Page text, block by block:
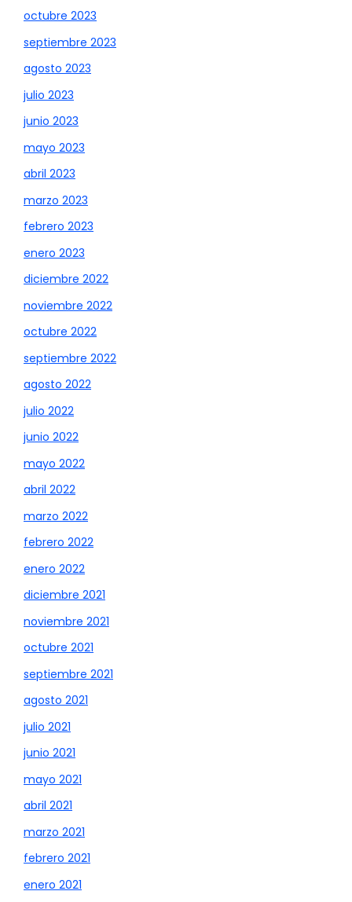
octubre 2023
septiembre 2023
agosto 2023
julio 2023
junio 2023
mayo 2023
abril 2023
marzo 2023
febrero 2023
enero 2023
diciembre 2022
noviembre 2022
octubre 2022
septiembre 2022
agosto 2022
julio 2022
junio 2022
mayo 2022
abril 2022
marzo 2022
febrero 2022
enero 2022
diciembre 2021
noviembre 2021
octubre 2021
septiembre 2021
agosto 2021
julio 2021
junio 2021
mayo 2021
abril 2021
marzo 2021
febrero 2021
enero 2021